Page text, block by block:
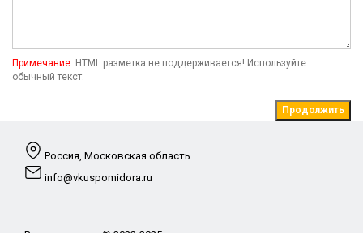
Примечание: HTML разметка не поддерживается! Используйте
обычный текст.
Продолжить
Россия, Московская область
info@vkuspomidora.ru